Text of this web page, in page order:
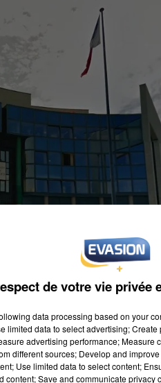
de votre vie privée
data processing based on your
limited data to select advertising;
advertising performance; Measure
different sources; Develop and
Use limited data to select content;
content; Save and communicate